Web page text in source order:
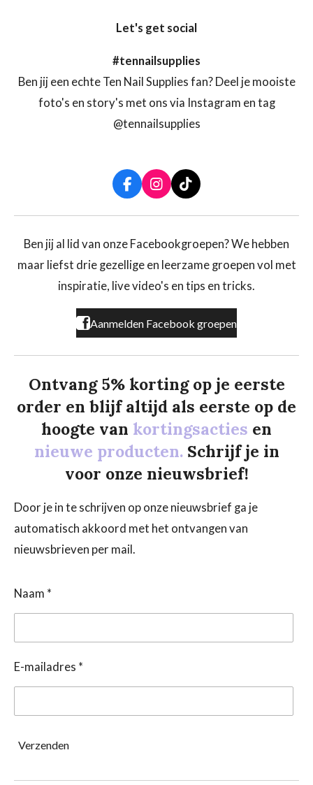
Let's get social
#tennailsupplies
Ben jij een echte Ten Nail Supplies fan? Deel je mooiste
foto's en story's met ons via Instagram en tag
@tennailsupplies
F
a
c
b
o
k
I
n
s
a
r
a
T
i
k
o
Ben jij al lid van onze Facebookgroepen? We hebben
maar liefst drie gezellige en leerzame groepen vol met
inspiratie, live video's en tips en tricks.
Aanmelden Facebook groepen
Ontvang 5% korting op je eerste
order en blijf altijd als eerste op de
hoogte van kortingsacties en
nieuwe producten. Schrijf je in
voor onze nieuwsbrief!
Door je in te schrijven op onze nieuwsbrief ga je
automatisch akkoord met het ontvangen van
nieuwsbrieven per mail.
Naam *
E-mailadres *
Verzenden